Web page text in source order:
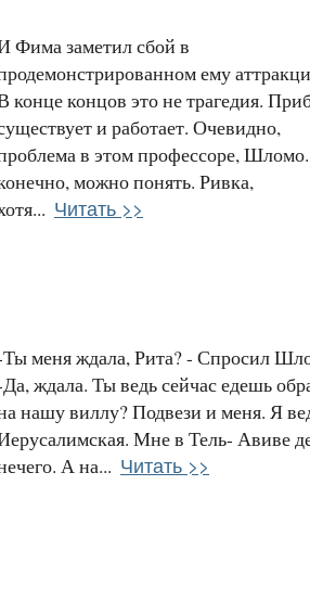
Фима заметил сбой в
ему
конце концов это не трагедия.
и работает. Очевидно,
в этом профессоре,
можно понять. Ривка,
Читать >>
меня ждала, Рита? - Спросил
ждала. Ты ведь сейчас едешь
нашу виллу? Подвези и меня. Я
Мне в Тель- Авиве
А на... Читать >>